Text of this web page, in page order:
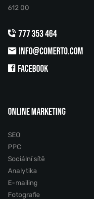
612 00
777 353 464
INFO@COMERTO.COM
FACEBOOK
ONLINE MARKETING
SEO
PPC
Sociální sítě
Analytika
E-mailing
Fotografie